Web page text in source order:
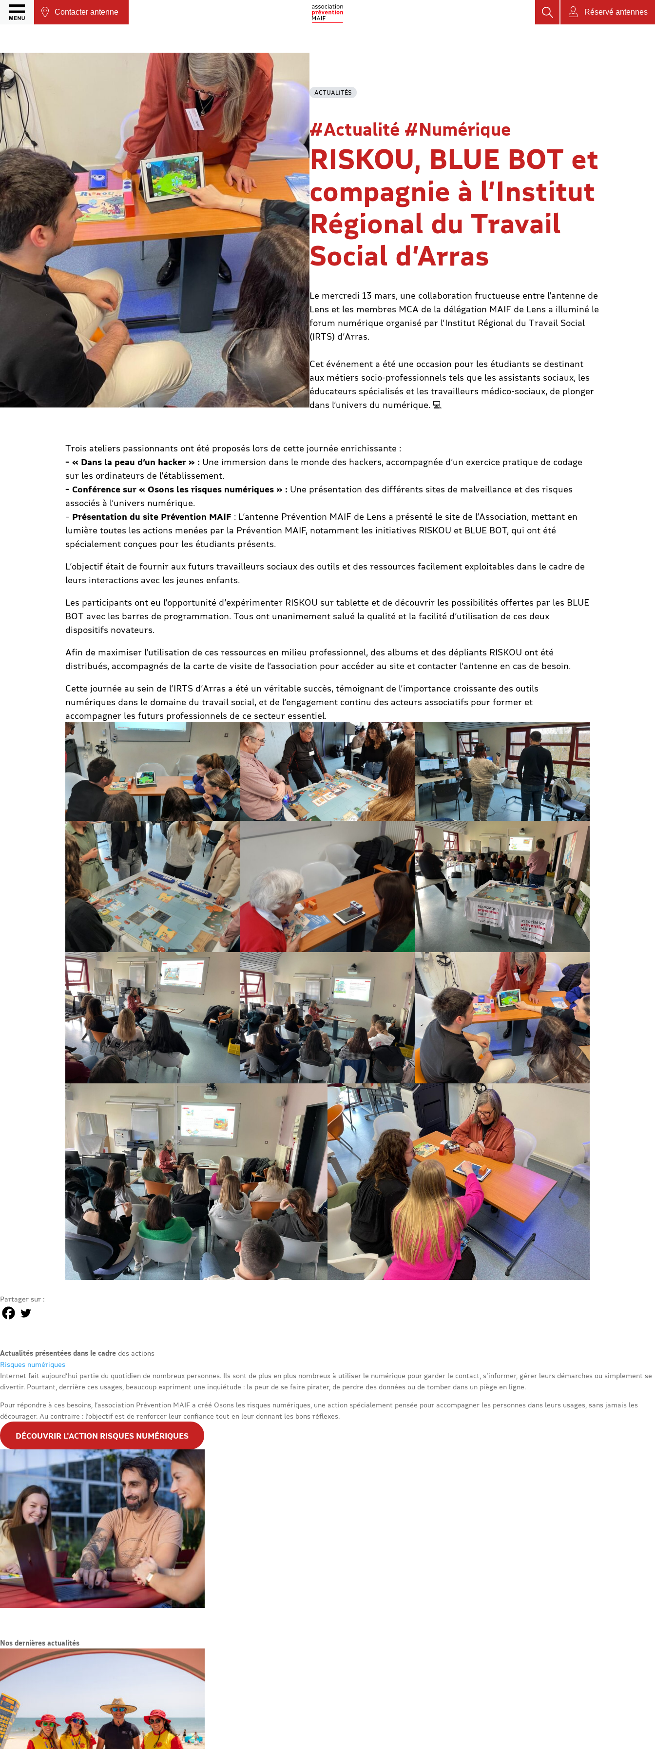
Contacter antenne Réservé antennes
Rechercher
ACTUALITÉS
#Actualité #Numérique
RISKOU, BLUE BOT et
compagnie à l’Institut
Régional du Travail
Social d’Arras
Le mercredi 13 mars, une collaboration fructueuse entre l’antenne de
Lens et les membres MCA de la délégation MAIF de Lens a illuminé le
forum numérique organisé par l’Institut Régional du Travail Social
(IRTS) d’Arras.
Cet événement a été une occasion pour les étudiants se destinant
aux métiers socio-professionnels tels que les assistants sociaux, les
éducateurs spécialisés et les travailleurs médico-sociaux, de plonger
dans l’univers du numérique. 💻
Trois ateliers passionnants ont été proposés lors de cette journée enrichissante :
– « Dans la peau d’un hacker » : Une immersion dans le monde des hackers, accompagnée d’un exercice pratique de codage
sur les ordinateurs de l’établissement.
– Conférence sur « Osons les risques numériques » : Une présentation des différents sites de malveillance et des risques
associés à l’univers numérique.
– Présentation du site Prévention MAIF : L’antenne Prévention MAIF de Lens a présenté le site de l’Association, mettant en
lumière toutes les actions menées par la Prévention MAIF, notamment les initiatives RISKOU et BLUE BOT, qui ont été
spécialement conçues pour les étudiants présents.
L’objectif était de fournir aux futurs travailleurs sociaux des outils et des ressources facilement exploitables dans le cadre de
leurs interactions avec les jeunes enfants.
Les participants ont eu l’opportunité d’expérimenter RISKOU sur tablette et de découvrir les possibilités offertes par les BLUE
BOT avec les barres de programmation. Tous ont unanimement salué la qualité et la facilité d’utilisation de ces deux
dispositifs novateurs.
Afin de maximiser l’utilisation de ces ressources en milieu professionnel, des albums et des dépliants RISKOU ont été
distribués, accompagnés de la carte de visite de l’association pour accéder au site et contacter l’antenne en cas de besoin.
Cette journée au sein de l’IRTS d’Arras a été un véritable succès, témoignant de l’importance croissante des outils
numériques dans le domaine du travail social, et de l’engagement continu des acteurs associatifs pour former et
accompagner les futurs professionnels de ce secteur essentiel.
Partager sur :
Actualités présentées dans le cadre des actions
Risques numériques
Internet fait aujourd’hui partie du quotidien de nombreux personnes. Ils sont de plus en plus nombreux à utiliser le numérique pour garder le contact, s’informer, gérer leurs démarches ou simplement se
divertir. Pourtant, derrière ces usages, beaucoup expriment une inquiétude : la peur de se faire pirater, de perdre des données ou de tomber dans un piège en ligne.
Pour répondre à ces besoins, l’association Prévention MAIF a créé Osons les risques numériques, une action spécialement pensée pour accompagner les personnes dans leurs usages, sans jamais les
décourager. Au contraire : l’objectif est de renforcer leur confiance tout en leur donnant les bons réflexes.
DÉCOUVRIR L'ACTION RISQUES NUMÉRIQUES
Nos dernières actualités